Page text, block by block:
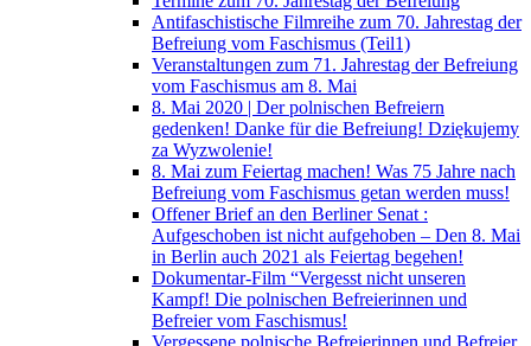
Antifaschistische Filmreihe zum 70. Jahrestag der
Befreiung vom Faschismus (Teil1)
Veranstaltungen zum 71. Jahrestag der Befreiung
vom Faschismus am 8. Mai
8. Mai 2020 | Der polnischen Befreiern
gedenken! Danke für die Befreiung! Dziękujemy
za Wyzwolenie!
8. Mai zum Feiertag machen! Was 75 Jahre nach
Befreiung vom Faschismus getan werden muss!
Offener Brief an den Berliner Senat :
Aufgeschoben ist nicht aufgehoben – Den 8. Mai
in Berlin auch 2021 als Feiertag begehen!
Dokumentar-Film “Vergesst nicht unseren
Kampf! Die polnischen Befreierinnen und
Befreier vom Faschismus!
Vergessene polnische Befreierinnen und Befreier